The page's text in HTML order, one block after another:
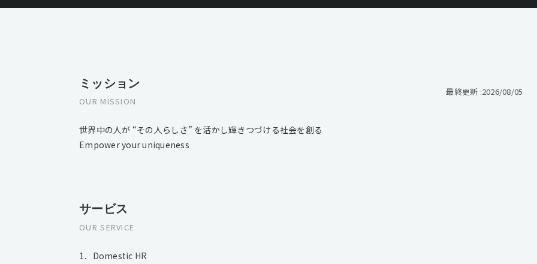
最終更新 :2026/08/05
ミッション
OUR MISSION
世界中の人が “その人らしさ” を活かし輝きつづける社会を創る
Empower your uniqueness
サービス
OUR SERVICE
1．Domestic HR